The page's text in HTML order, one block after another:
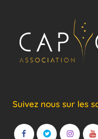
Suivez nous sur les